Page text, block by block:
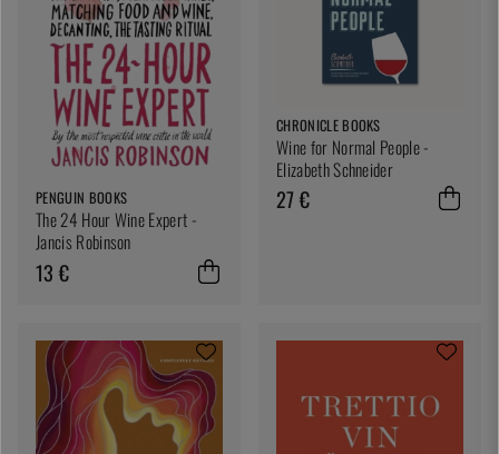
PENGUIN BOOKS
The 24 Hour Wine Expert -
Jancis Robinson
13 €
CHRONICLE BOOKS
Wine for Normal People -
Elizabeth Schneider
27 €